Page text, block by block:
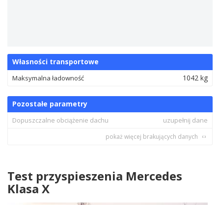
Własności transportowe
Maksymalna ładowność 1042 kg
Pozostałe parametry
Dopuszczalne obciążenie dachu uzupełnij dane
pokaż więcej brakujących danych
Test przyspieszenia Mercedes
Klasa X